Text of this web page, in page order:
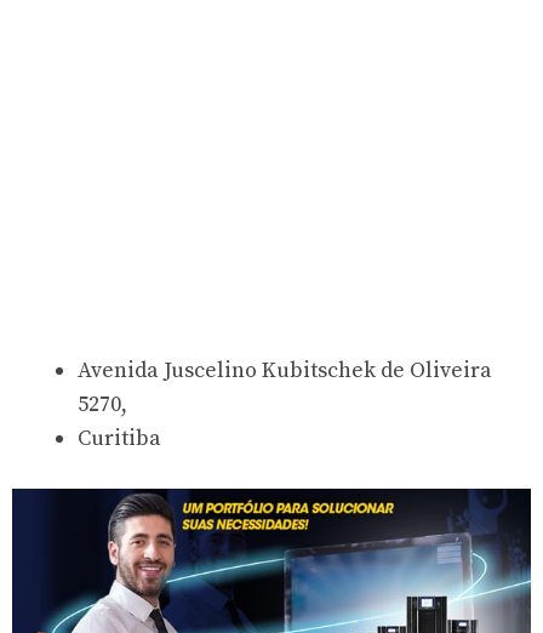
Avenida Juscelino Kubitschek de Oliveira
5270,
Curitiba